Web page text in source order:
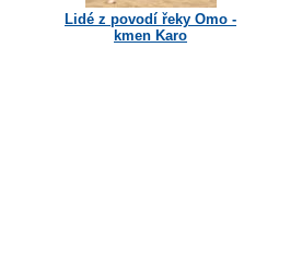
Lidé z povodí řeky Omo -
kmen Karo